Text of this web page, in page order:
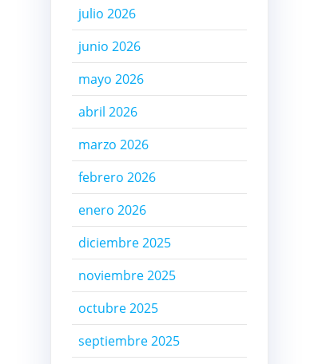
julio 2026
junio 2026
mayo 2026
abril 2026
marzo 2026
febrero 2026
enero 2026
diciembre 2025
noviembre 2025
octubre 2025
septiembre 2025